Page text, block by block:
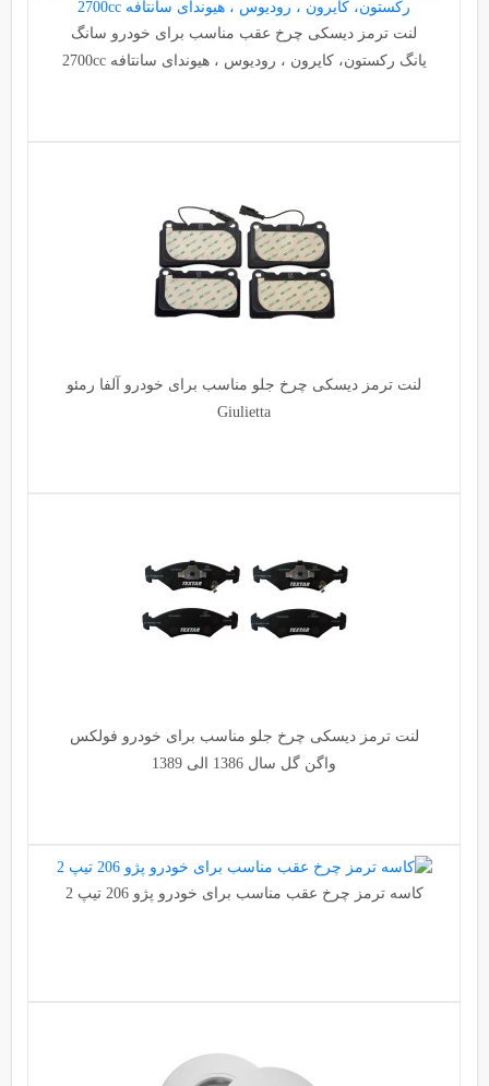
لنت ترمز دیسکی چرخ عقب مناسب برای خودرو سانگ
یانگ رکستون، کایرون ، رودیوس ، هیوندای سانتافه 2700cc
لنت ترمز دیسکی چرخ جلو مناسب برای خودرو آلفا رمئو
Giulietta
لنت ترمز دیسکی چرخ جلو مناسب برای خودرو فولکس
واگن گل سال 1386 الی 1389
کاسه ترمز چرخ عقب مناسب برای خودرو پژو 206 تیپ 2